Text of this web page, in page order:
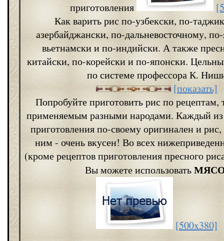
приготовления
Как варить рис по-узбекски, по-
азербайджански, по-дальневосточному,
вьетнамски и по-индийски. А также
китайски, по-корейски и по-японски.
по системе профессора К.
[показать]
Попробуйте приготовить рис по рецептам,
применяемым разными народами. Каждый из
приготовления по-своему оригинален и
ним - очень вкусен! Во всех
(кроме рецептов приготовления пресного
Вы можете использовать
[500x380]